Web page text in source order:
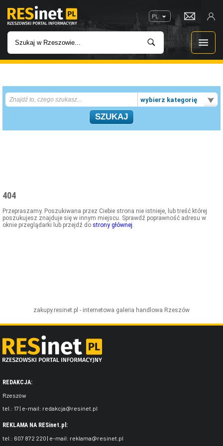
PL
INWESTYCJE
IMPREZY
GASTRONOMIA
wybierz kategorię
404
Przepraszamy. Poszukiwana przez Ciebie strona nie istnieje, lub treść której
poszukujesz znajduje się w innym miejscu. Sprawdź poprawność adresu w
oknie przeglądarki lub przejdź do strony głównej.
zakupy.resinet.pl - internetowa galeria handlowa Rzeszów
REDAKCJA:
Rzeszów
tel.: 17 | e-mail: redakcja@resinet.pl
REKLAMA NA RESinet.pl:
tel.: 607 872 220 | e-mail: reklama@resinet.pl